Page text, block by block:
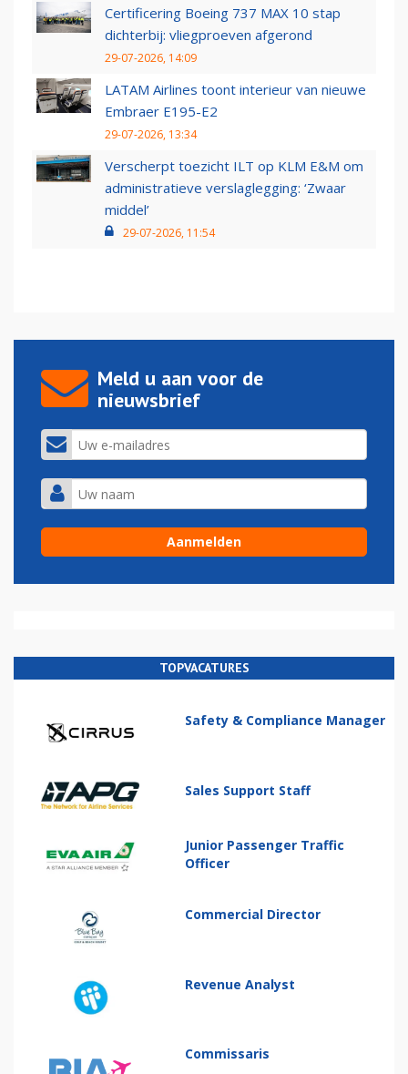
Certificering Boeing 737 MAX 10 stap
dichterbij: vliegproeven afgerond
29-07-2026, 14:09
LATAM Airlines toont interieur van nieuwe
Embraer E195-E2
29-07-2026, 13:34
Verscherpt toezicht ILT op KLM E&M om
administratieve verslaglegging: ‘Zwaar
middel’
29-07-2026, 11:54
Meld u aan voor de
nieuwsbrief
TOPVACATURES
Safety & Compliance Manager
Sales Support Staff
Junior Passenger Traffic
Officer
Commercial Director
Revenue Analyst
Commissaris